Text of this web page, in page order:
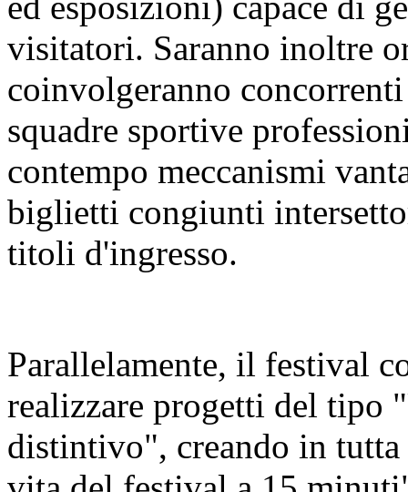
visitatori. Saranno inoltre
coinvolgeranno
squadre sportive
contempo meccanismi
biglietti congiunti
titoli d'ingresso.
Parallelamente, il festival
realizzare progetti del tipo
distintivo", creando in